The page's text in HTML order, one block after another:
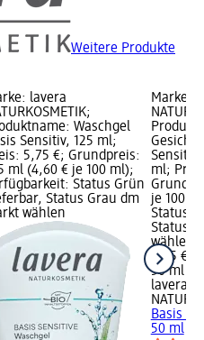
Weitere Produkte
lavera
Waschgel
Sensitiv, 125 ml;
5,75 €; Grundpreis:
ml (4,60 € je 100 ml);
Status Grün
Status Grau dm
wählen
Marke:
Sensitiv
ml;
je 100
Status
Status
wählen
8,95 €
50 ml
lavera
Basis
50 ml